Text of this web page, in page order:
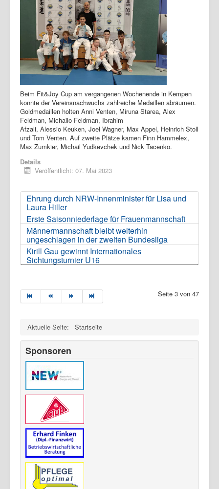
Beim Fit&Joy Cup am vergangenen Wochenende in Kempen
konnte der Vereinsnachwuchs zahlreiche Medaillen abräumen.
Goldmedaillen holten Anni Venten, Miruna Starea, Alex
Feldman, Michailo Feldman, Ibrahim
Afzali, Alessio Keuken, Joel Wagner, Max Appel, Heinrich Stoll
und Tom Venten. Auf zweite Plätze kamen Finn Hammelex,
Max Zumkier, Michail Yudkevchek und Nick Tacenko.
Details
Veröffentlicht: 07. Mai 2023
Ehrung durch NRW-Innenminister für Lisa und
Laura Hiller
Erste Saisonniederlage für Frauenmannschaft
Männermannschaft bleibt weiterhin
ungeschlagen in der zweiten Bundesliga
Kirill Gau gewinnt Internationales
Sichtungsturnier U16
Seite 3 von 47
Aktuelle Seite: Startseite
Sponsoren